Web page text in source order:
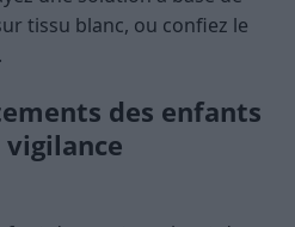
tissu blanc, ou confiez le
des enfants